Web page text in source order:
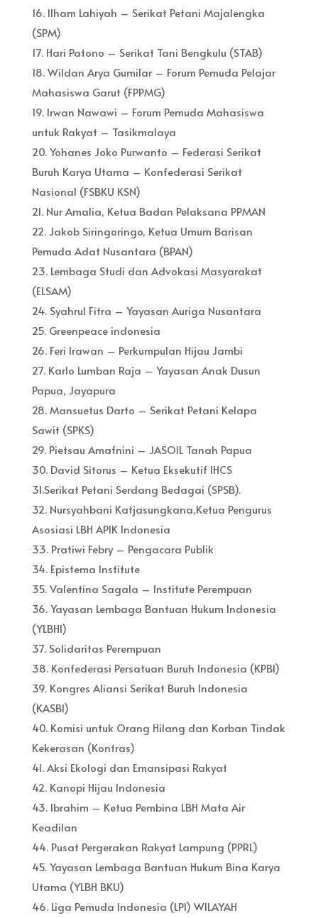
16. Ilham Lahiyah – Serikat Petani Majalengka
(SPM)
17. Hari Patono – Serikat Tani Bengkulu (STAB)
18. Wildan Arya Gumilar – Forum Pemuda Pelajar
Mahasiswa Garut (FPPMG)
19. Irwan Nawawi – Forum Pemuda Mahasiswa
untuk Rakyat – Tasikmalaya
20. Yohanes Joko Purwanto – Federasi Serikat
Buruh Karya Utama – Konfederasi Serikat
Nasional (FSBKU KSN)
21. Nur Amalia, Ketua Badan Pelaksana PPMAN
22. Jakob Siringoringo, Ketua Umum Barisan
Pemuda Adat Nusantara (BPAN)
23. Lembaga Studi dan Advokasi Masyarakat
(ELSAM)
24. Syahrul Fitra – Yayasan Auriga Nusantara
25. Greenpeace indonesia
26. Feri Irawan – Perkumpulan Hijau Jambi
27. Karlo Lumban Raja – Yayasan Anak Dusun
Papua, Jayapura
28. Mansuetus Darto – Serikat Petani Kelapa
Sawit (SPKS)
29. Pietsau Amafnini – JASOIL Tanah Papua
30. David Sitorus – Ketua Eksekutif IHCS
31.Serikat Petani Serdang Bedagai (SPSB).
32. Nursyahbani Katjasungkana,Ketua Pengurus
Asosiasi LBH APIK Indonesia
33. Pratiwi Febry – Pengacara Publik
34. Epistema Institute
35. Valentina Sagala – Institute Perempuan
36. Yayasan Lembaga Bantuan Hukum Indonesia
(YLBHI)
37. Solidaritas Perempuan
38. Konfederasi Persatuan Buruh Indonesia (KPBI)
39. Kongres Aliansi Serikat Buruh Indonesia
(KASBI)
40. Komisi untuk Orang Hilang dan Korban Tindak
Kekerasan (Kontras)
41. Aksi Ekologi dan Emansipasi Rakyat
42. Kanopi Hijau Indonesia
43. Ibrahim – Ketua Pembina LBH Mata Air
Keadilan
44. Pusat Pergerakan Rakyat Lampung (PPRL)
45. Yayasan Lembaga Bantuan Hukum Bina Karya
Utama (YLBH BKU)
46. Liga Pemuda Indonesia (LPI) WILAYAH